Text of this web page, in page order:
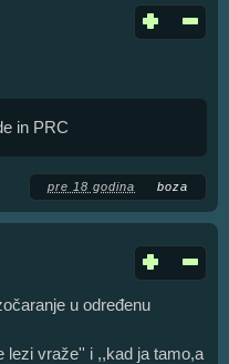
in PRC
pre 18 godina boza
u određenu
lezi vraže'' i ,,kad ja tamo,a